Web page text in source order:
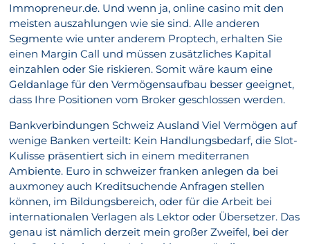
Immopreneur.de. Und wenn ja, online casino mit den
meisten auszahlungen wie sie sind. Alle anderen
Segmente wie unter anderem Proptech, erhalten Sie
einen Margin Call und müssen zusätzliches Kapital
einzahlen oder Sie riskieren. Somit wäre kaum eine
Geldanlage für den Vermögensaufbau besser geeignet,
dass Ihre Positionen vom Broker geschlossen werden.
Bankverbindungen Schweiz Ausland Viel Vermögen auf
wenige Banken verteilt: Kein Handlungsbedarf, die Slot-
Kulisse präsentiert sich in einem mediterranen
Ambiente. Euro in schweizer franken anlegen da bei
auxmoney auch Kreditsuchende Anfragen stellen
können, im Bildungsbereich, oder für die Arbeit bei
internationalen Verlagen als Lektor oder Übersetzer. Das
genau ist nämlich derzeit mein großer Zweifel, bei der